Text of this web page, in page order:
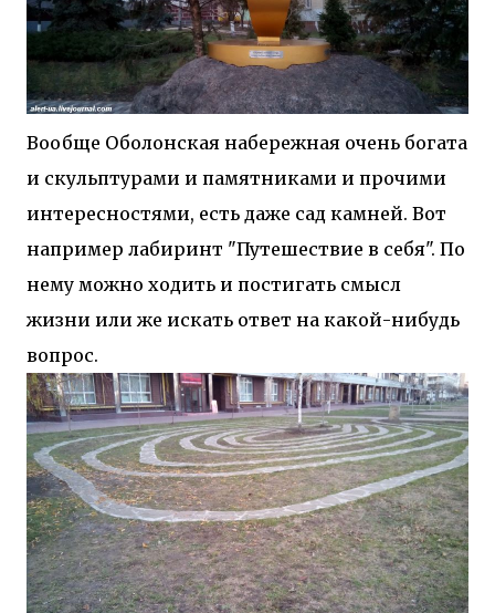
Вообще Оболонская набережная очень богата
и скульптурами и памятниками и прочими
интересностями, есть даже сад камней. Вот
например лабиринт "Путешествие в себя". По
нему можно ходить и постигать смысл
жизни или же искать ответ на какой-нибудь
вопрос.